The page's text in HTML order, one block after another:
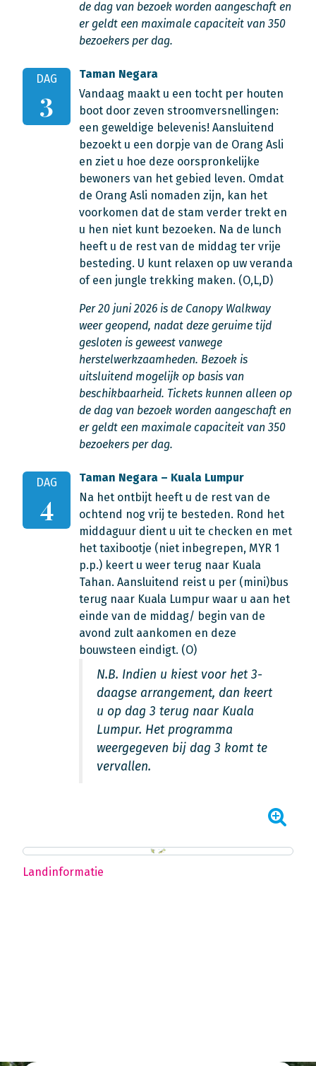
de dag van bezoek worden aangeschaft en
er geldt een maximale capaciteit van 350
bezoekers per dag.
DAG
3
Taman Negara
Vandaag maakt u een tocht per houten
boot door zeven stroomversnellingen:
een geweldige belevenis! Aansluitend
bezoekt u een dorpje van de Orang Asli
en ziet u hoe deze oorspronkelijke
bewoners van het gebied leven. Omdat
de Orang Asli nomaden zijn, kan het
voorkomen dat de stam verder trekt en
u hen niet kunt bezoeken. Na de lunch
heeft u de rest van de middag ter vrije
besteding. U kunt relaxen op uw veranda
of een jungle trekking maken. (O,L,D)
Per 20 juni 2026 is de Canopy Walkway
weer geopend, nadat deze geruime tijd
gesloten is geweest vanwege
herstelwerkzaamheden. Bezoek is
uitsluitend mogelijk op basis van
beschikbaarheid. Tickets kunnen alleen op
de dag van bezoek worden aangeschaft en
er geldt een maximale capaciteit van 350
bezoekers per dag.
DAG
4
Taman Negara – Kuala Lumpur
Na het ontbijt heeft u de rest van de
ochtend nog vrij te besteden. Rond het
middaguur dient u uit te checken en met
het taxibootje (niet inbegrepen, MYR 1
p.p.) keert u weer terug naar Kuala
Tahan. Aansluitend reist u per (mini)bus
terug naar Kuala Lumpur waar u aan het
einde van de middag/ begin van de
avond zult aankomen en deze
bouwsteen eindigt. (O)
N.B. Indien u kiest voor het 3-
daagse arrangement, dan keert
u op dag 3 terug naar Kuala
Lumpur. Het programma
weergegeven bij dag 3 komt te
vervallen.
Landinformatie